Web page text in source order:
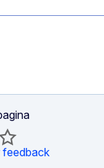
feedback